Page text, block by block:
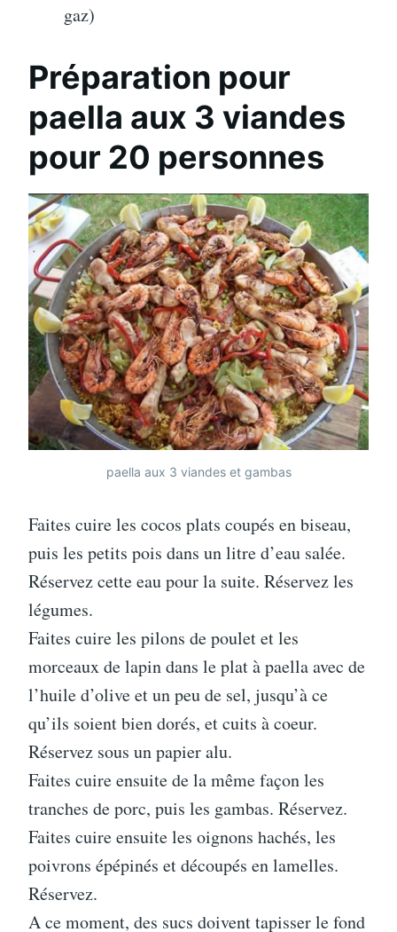
gaz)
Préparation pour
paella aux 3 viandes
pour 20 personnes
paella aux 3 viandes et gambas
Faites cuire les cocos plats coupés en biseau,
puis les petits pois dans un litre d’eau salée.
Réservez cette eau pour la suite. Réservez les
légumes.
Faites cuire les pilons de poulet et les
morceaux de lapin dans le plat à paella avec de
l’huile d’olive et un peu de sel, jusqu’à ce
qu’ils soient bien dorés, et cuits à coeur.
Réservez sous un papier alu.
Faites cuire ensuite de la même façon les
tranches de porc, puis les gambas. Réservez.
Faites cuire ensuite les oignons hachés, les
poivrons épépinés et découpés en lamelles.
Réservez.
A ce moment, des sucs doivent tapisser le fond